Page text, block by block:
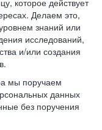
которое действует
Делаем это,
знаний или
исследований,
и/или создания
мы поручаем
данных
без поручения